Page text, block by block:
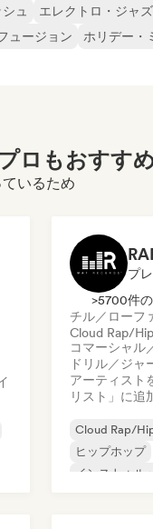
ュ
エレクトロ・ジャ
ュージョン
ホリデー・
ロもおすす
いるため
プ
>5700件
チル／ローフ
Cloud Rap/
コマーシャル
ドリル／ジャ
アーティスト
リスト」に追
Cloud Rap/
ヒップホップ
インストゥル